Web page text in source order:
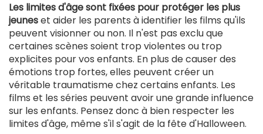
Les limites d'âge sont fixées pour protéger les plus
jeuneset aider les parents à identifier les films qu'ils
peuvent visionner ou non. Il n'est pas exclu que
certaines scènes soient trop violentes ou trop
explicites pour vos enfants. En plus de causer des
émotions trop fortes, elles peuvent créer un
véritable traumatisme chez certains enfants. Les
films et les séries peuvent avoir une grande influence
sur les enfants. Pensez donc à bien respecter les
limites d'âge, même s'il s'agit de la fête d'Halloween.